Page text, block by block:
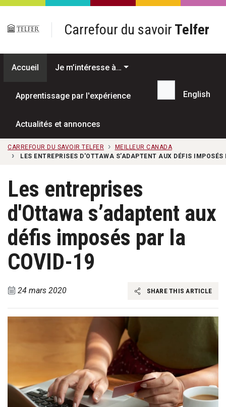
Passer au contenu principal
Carrefour du savoir Telfer
Accueil Je m’intéresse à…
Apprentissage par l'expérience
Actualités et annonces
Recherche...
English
CARREFOUR DU SAVOIR TELFER
MEILLEUR CANADA
LES ENTREPRISES D'OTTAWA S’ADAPTENT AUX DÉFIS
Les entreprises
d'Ottawa s’adaptent aux
défis imposés par la
COVID-19
24 mars 2020 SHARE THIS ARTICLE